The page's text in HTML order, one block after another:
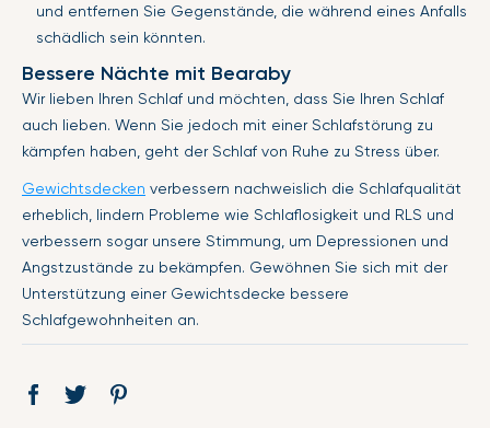
und entfernen Sie Gegenstände, die während eines Anfalls
schädlich sein könnten.
Bessere Nächte mit Bearaby
Wir lieben Ihren Schlaf und möchten, dass Sie Ihren Schlaf
auch lieben. Wenn Sie jedoch mit einer Schlafstörung zu
kämpfen haben, geht der Schlaf von Ruhe zu Stress über.
Gewichtsdecken verbessern nachweislich die Schlafqualität
erheblich, lindern Probleme wie Schlaflosigkeit und RLS und
verbessern sogar unsere Stimmung, um Depressionen und
Angstzustände zu bekämpfen. Gewöhnen Sie sich mit der
Unterstützung einer Gewichtsdecke bessere
Schlafgewohnheiten an.
Auf
Öffnet
Tweet
Öffnet